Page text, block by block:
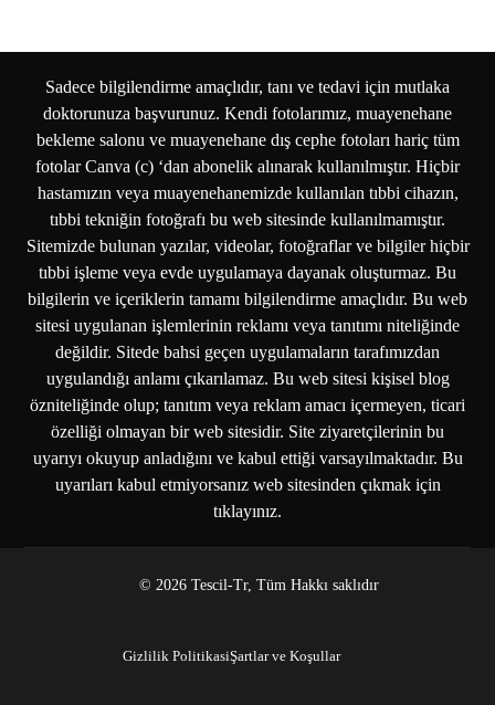
Sadece bilgilendirme amaçlıdır, tanı ve tedavi için mutlaka
doktorunuza başvurunuz. Kendi fotolarımız, muayenehane
bekleme salonu ve muayenehane dış cephe fotoları hariç tüm
fotolar Canva (c) ‘dan abonelik alınarak kullanılmıştır. Hiçbir
hastamızın veya muayenehanemizde kullanılan tıbbi cihazın,
tıbbi tekniğin fotoğrafı bu web sitesinde kullanılmamıştır.
Sitemizde bulunan yazılar, videolar, fotoğraflar ve bilgiler hiçbir
tıbbi işleme veya evde uygulamaya dayanak oluşturmaz. Bu
bilgilerin ve içeriklerin tamamı bilgilendirme amaçlıdır. Bu web
sitesi uygulanan işlemlerinin reklamı veya tanıtımı niteliğinde
değildir. Sitede bahsi geçen uygulamaların tarafımızdan
uygulandığı anlamı çıkarılamaz. Bu web sitesi kişisel blog
özniteliğinde olup; tanıtım veya reklam amacı içermeyen, ticari
özelliği olmayan bir web sitesidir. Site ziyaretçilerinin bu
uyarıyı okuyup anladığını ve kabul ettiği varsayılmaktadır. Bu
uyarıları kabul etmiyorsanız web sitesinden çıkmak için
tıklayınız.
© 2026 Tescil-Tr, Tüm Hakkı saklıdır
Gizlilik PolitikasiŞartlar ve Koşullar